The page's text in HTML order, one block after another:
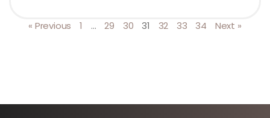
« Previous 1 … 29 30 31 32 33 34 Next »